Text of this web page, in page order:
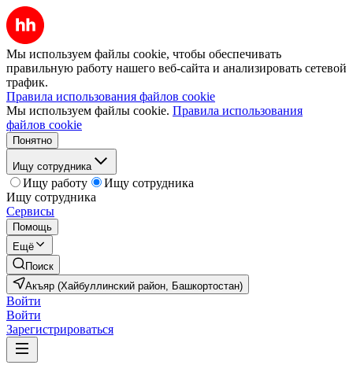
Мы используем файлы cookie, чтобы обеспечивать
правильную работу нашего веб-сайта и анализировать сетевой
трафик.
Правила использования файлов cookie
Мы используем файлы cookie. Правила использования
файлов cookie
Понятно
Ищу сотрудника
Ищу работу
Ищу сотрудника
Ищу сотрудника
Сервисы
Помощь
Ещё
Поиск
Акъяр (Хайбуллинский район, Башкортостан)
Войти
Войти
Зарегистрироваться